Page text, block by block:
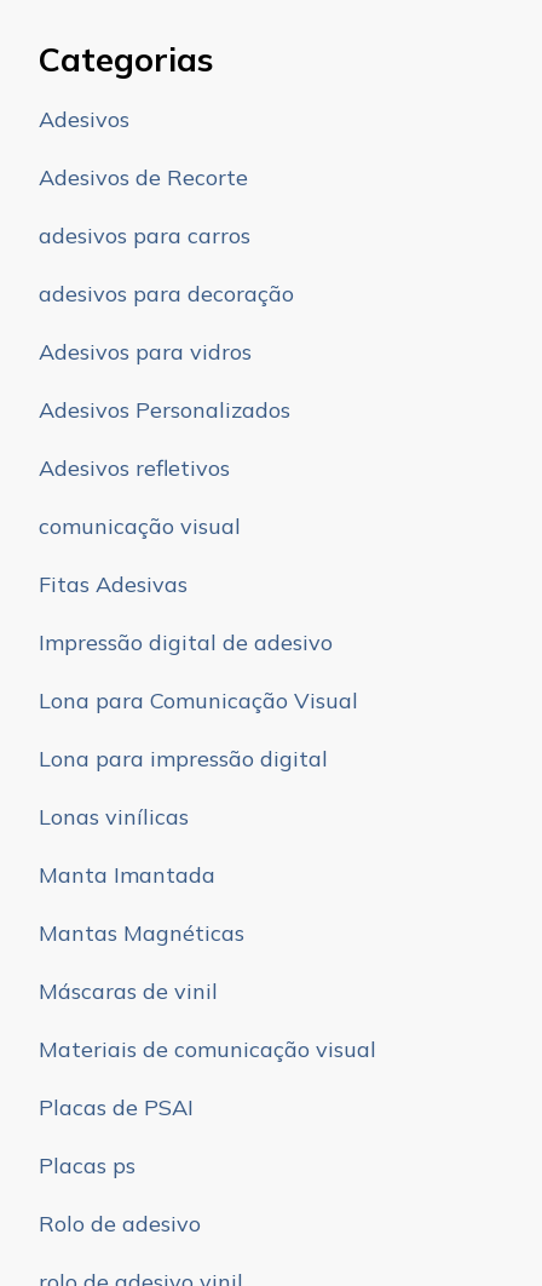
Categorias
Adesivos
Adesivos de Recorte
adesivos para carros
adesivos para decoração
Adesivos para vidros
Adesivos Personalizados
Adesivos refletivos
comunicação visual
Fitas Adesivas
Impressão digital de adesivo
Lona para Comunicação Visual
Lona para impressão digital
Lonas vinílicas
Manta Imantada
Mantas Magnéticas
Máscaras de vinil
Materiais de comunicação visual
Placas de PSAI
Placas ps
Rolo de adesivo